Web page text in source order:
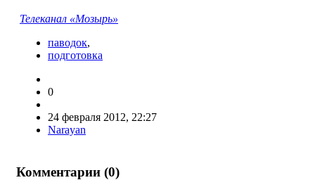
Телеканал «Мозырь»
паводок,
подготовка
0
24 февраля 2012, 22:27
Narayan
Комментарии (0)